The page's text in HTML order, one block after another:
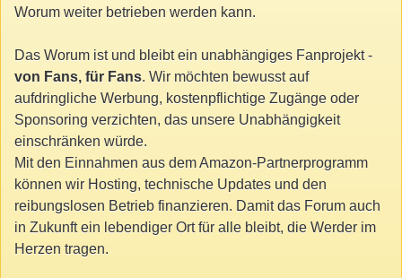
Worum weiter betrieben werden kann.
Das Worum ist und bleibt ein unabhängiges Fanprojekt -
von Fans, für Fans. Wir möchten bewusst auf
aufdringliche Werbung, kostenpflichtige Zugänge oder
Sponsoring verzichten, das unsere Unabhängigkeit
einschränken würde.
Mit den Einnahmen aus dem Amazon-Partnerprogramm
können wir Hosting, technische Updates und den
reibungslosen Betrieb finanzieren. Damit das Forum auch
in Zukunft ein lebendiger Ort für alle bleibt, die Werder im
Herzen tragen.